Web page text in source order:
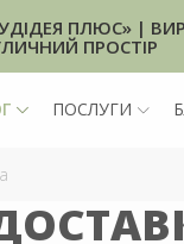
ПЛЮС» |
ПРОСТІР
ПОСЛУГИ